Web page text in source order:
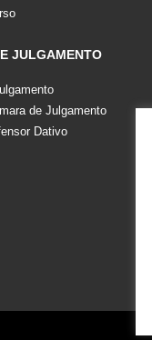
JULGAMENTO
de Julgamento
Dativo